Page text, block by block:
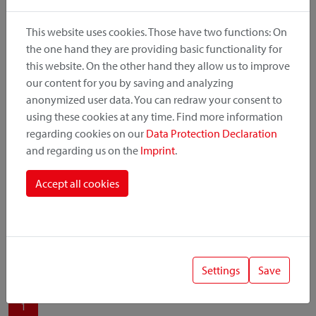
produit, le point de montage et le système de fixation.
Catégorie de produit
Position de montage
Système de fixation
1
This website uses cookies. Those have two functions: On
the one hand they are providing basic functionality for
this website. On the other hand they allow us to improve
our content for you by saving and analyzing
anonymized user data. You can redraw your consent to
using these cookies at any time. Find more information
regarding cookies on our Data Protection Declaration
and regarding us on the Imprint.
Accept all cookies
Settings Save